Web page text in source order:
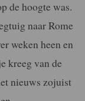
de hoogte was.
naar Rome
weken heen en
kreeg van de
nieuws zojuist